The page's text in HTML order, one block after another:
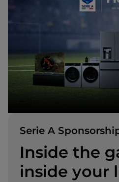
Serie A
Inside the
inside your